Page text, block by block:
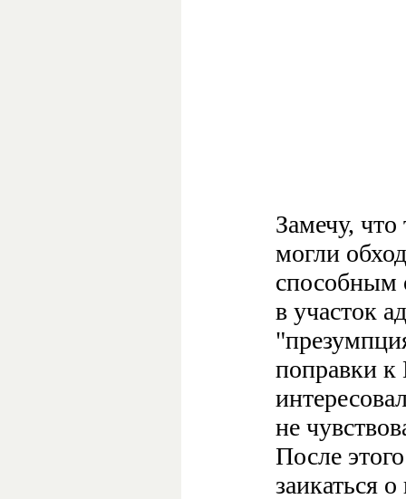
Замечу,
могли
способным
в участок
поправки
не
После
заикаться